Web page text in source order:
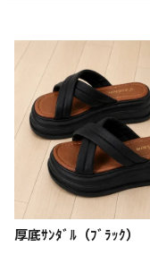
厚底ｻﾝﾀﾞﾙ（ﾌﾞﾗｯｸ）